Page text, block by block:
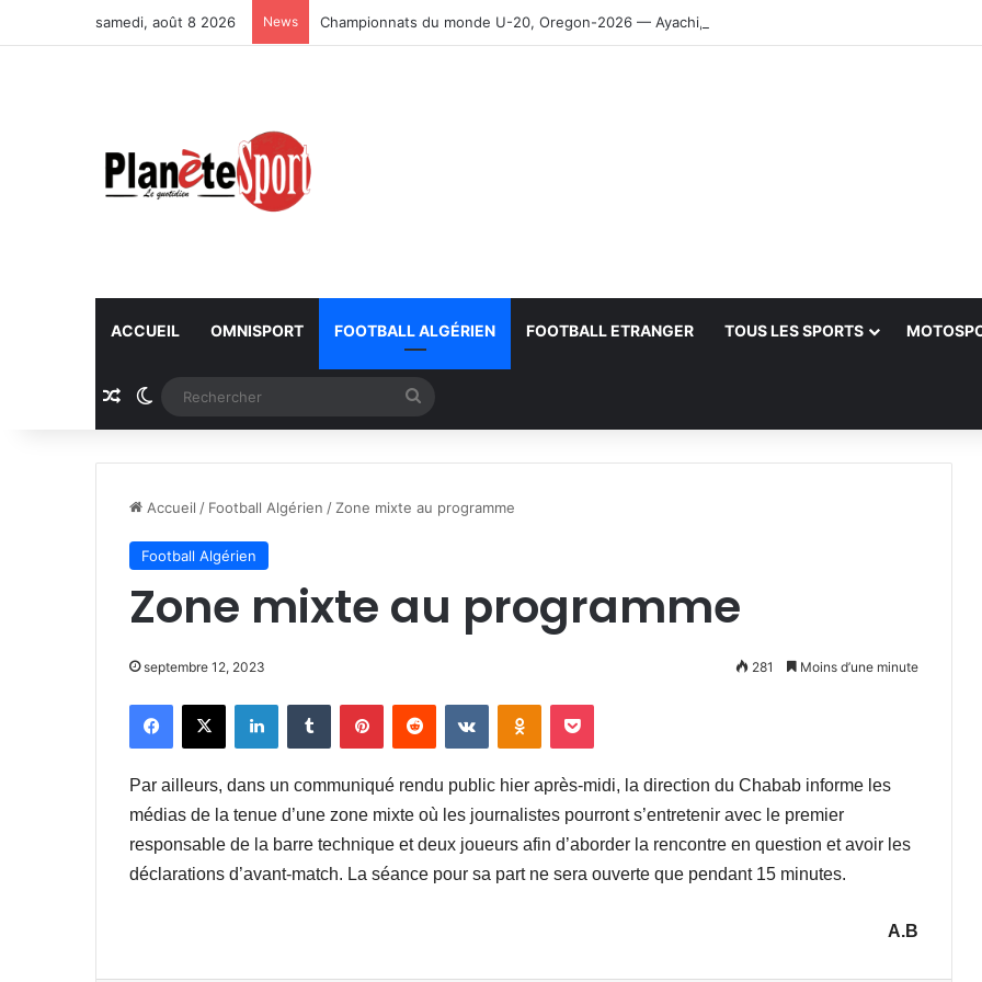
samedi, août 8 2026 News Championnats du monde U-20, Oregon-2026 — Ayachi, Dissa, Touahria et Ghezali en finale
ACCUEIL OMNISPORT FOOTBALL ALGÉRIEN FOOTBALL ETRANGER TOUS LES SPORTS
Article Aléatoire
Switch skin
Accueil / Football Algérien / Zone mixte au programme
Football Algérien
Zone mixte au programme
septembre 12, 2023 281 Moins d’une minute
Facebook
X LinkedinTumblr PinterestReddit VKontakteOdnoklassniki
Pocket
Par ailleurs, dans un communiqué rendu public hier après-midi, la direction du Chabab informe les
médias de la tenue d’une zone mixte où les journalistes pourront s’entretenir avec le premier
responsable de la barre technique et deux joueurs afin d’aborder la rencontre en question et avoir les
déclarations d’avant-match. La séance pour sa part ne sera ouverte que pendant 15 minutes.
A.B